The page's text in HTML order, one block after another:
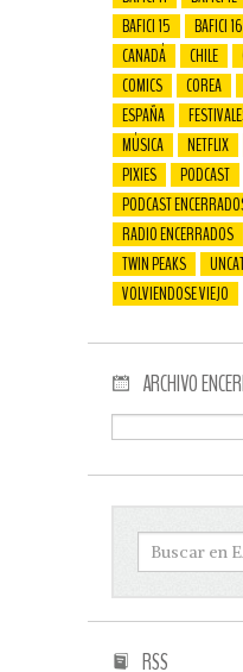
BAFICI 15
BAFICI 16
CANADÁ
CHILE
COMICS
COREA
ESPAÑA
MÚSICA
NETFLIX
PIXIES
PODCAST
PODCAST
RADIO ENCERRADOS
TWIN PEAKS
VOLVIENDOSE VIEJO
ARCHIVO
RSS